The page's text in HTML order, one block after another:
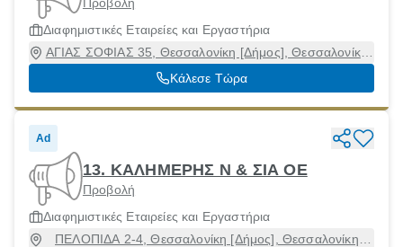
Διαφημιστικές Εταιρείες και Εργαστήρια
ΑΓΙΑΣ ΣΟΦΙΑΣ 35, Θεσσαλονίκη [Δήμος], Θεσσαλονίκη,
54623
Κάλεσε Τώρα
Ad
13. ΚΑΛΗΜΕΡΗΣ Ν & ΣΙΑ ΟΕ
Προβολή
Διαφημιστικές Εταιρείες και Εργαστήρια
ΠΕΛΟΠΙΔΑ 2-4, Θεσσαλονίκη [Δήμος], Θεσσαλονίκη,